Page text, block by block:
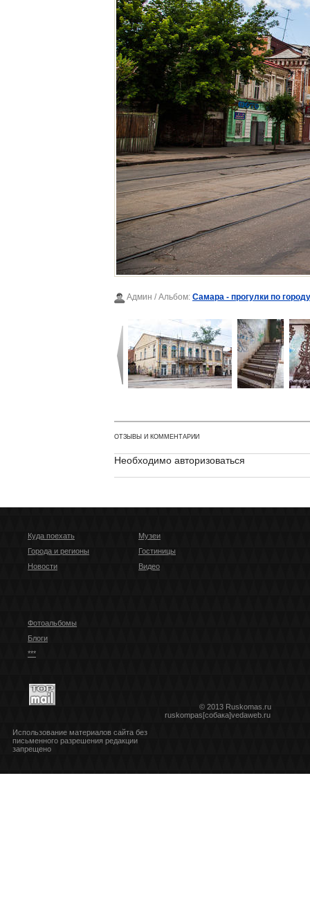
Админ / Альбом: Самара - прогулки по
ОТЗЫВЫ И КОММЕНТАРИИ
Необходимо авторизоваться
Куда поехать
Города и регионы
Новости
Музеи
Гостиницы
Видео
Фотоальбомы
Блоги
***
© 2013 Ruskomas.ru
ruskompas[собака]vedaweb.ru
Использование материалов сайта без
письменного разрешения редакции
запрещено